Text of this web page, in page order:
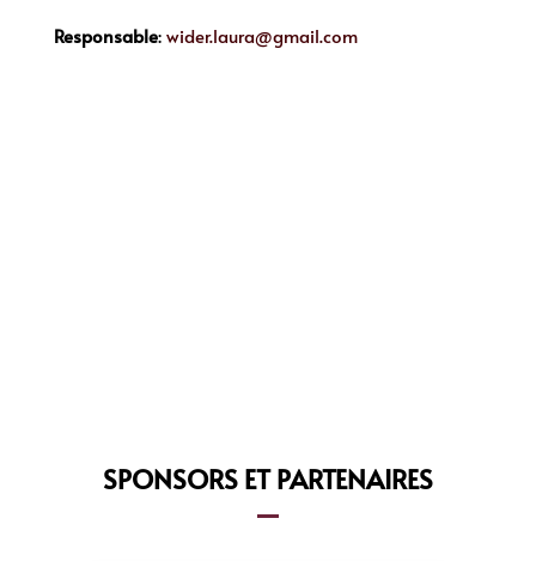
Responsable:wider.laura@gmail.com
SPONSORS ET PARTENAIRES